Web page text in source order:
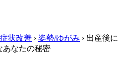
症状改善 › 姿勢/ゆがみ › 出産後に
あなたの秘密